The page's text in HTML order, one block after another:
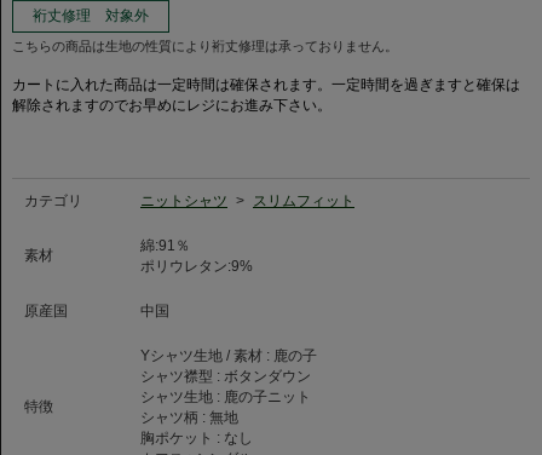
た。
定番より張りと厚みが少しある為、構築的なシルエットがでてスマートな印
象でお召いただけます。
※鹿の子素材は編物ですので伸縮性に富み、着用感が楽に感じられます。
ただし、洗濯による寸法変化率が通常の織物素材より大きい素材のため、お
ニットシャツ製品はプレス工程時に設備や機材の問題によって、着丈や袖丈
裄丈修理 対象外
こちらの商品は生地の性質により裄丈修理は承っておりません。
カートに入れた商品は一定時間は確保されます。一定時間を過ぎますと確保は
解除されますのでお早めにレジにお進み下さい。
カテゴリ ニットシャツ > スリムフィット
素材
綿:91％
ポリウレタン:9%
原産国 中国
特徴
Yシャツ生地 / 素材 : 鹿の子
シャツ襟型 : ボタンダウン
シャツ生地 : 鹿の子ニット
シャツ柄 : 無地
胸ポケット : なし